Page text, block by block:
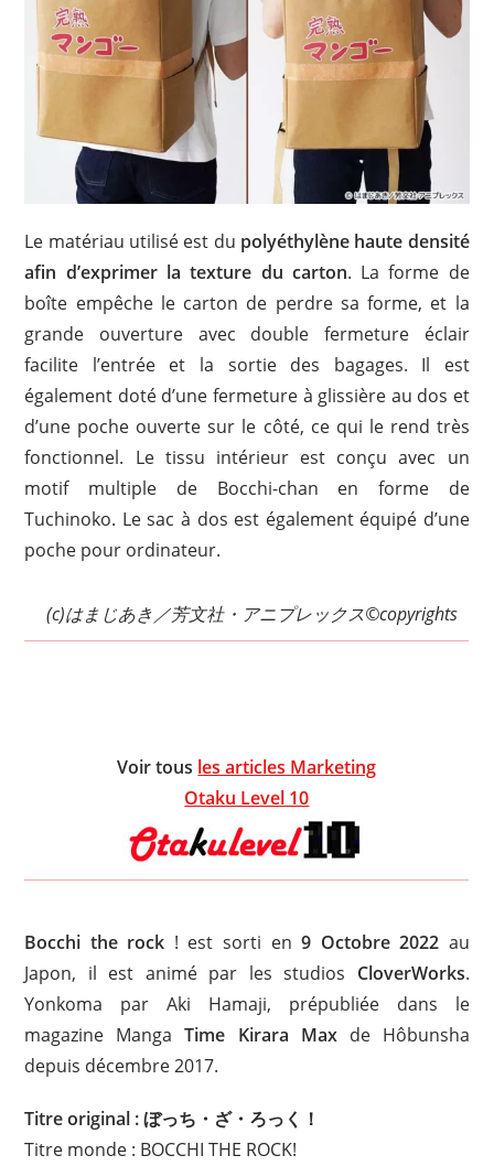
Le matériau utilisé est du polyéthylène haute densité
afin d’exprimer la texture du carton. La forme de
boîte empêche le carton de perdre sa forme, et la
grande ouverture avec double fermeture éclair
facilite l’entrée et la sortie des bagages. Il est
également doté d’une fermeture à glissière au dos et
d’une poche ouverte sur le côté, ce qui le rend très
fonctionnel. Le tissu intérieur est conçu avec un
motif multiple de Bocchi-chan en forme de
Tuchinoko. Le sac à dos est également équipé d’une
poche pour ordinateur.
(c)はまじあき／芳文社・アニプレックス©copyrights
Voir tous les articles Marketing
Otaku Level 10
Bocchi the rock ! est sorti en9 Octobre 2022 au
Japon, il est animé par les studios CloverWorks.
Yonkoma par Aki Hamaji, prépubliée dans le
magazine MangaTime Kirara Maxde Hôbunsha
depuis décembre 2017.
Titre original : ぼっち・ざ・ろっく！
Titre monde : BOCCHI THE ROCK!